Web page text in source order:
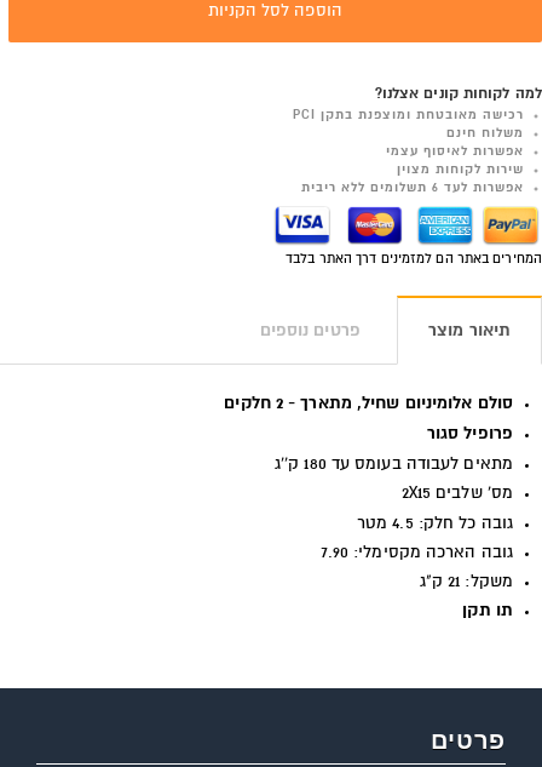
הוספה לסל הקניות
למה לקוחות קונים אצלנו?
רכישה מאובטחת ומוצפנת בתקן PCI
משלוח חינם
אפשרות לאיסוף עצמי
שירות לקוחות מצוין
אפשרות לעד 6 תשלומים ללא ריבית
המחירים באתר הם למזמינים דרך האתר בלבד
תיאור מוצר פרטים נוספים
סולם אלומיניום שחיל, מתארך - 2 חלקים
פרופיל סגור
מתאים לעבודה בעומס עד 180 ק''ג
מס' שלבים 2X15
גובה כל חלק: 4.5 מטר
גובה הארכה מקסימלי: 7.90
משקל: 21 ק"ג
תו תקן
פרטים